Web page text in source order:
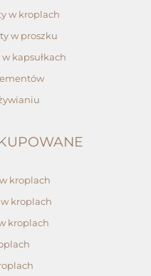
w kroplach
w proszku
kapsułkach
kroplach
kroplach
kroplach